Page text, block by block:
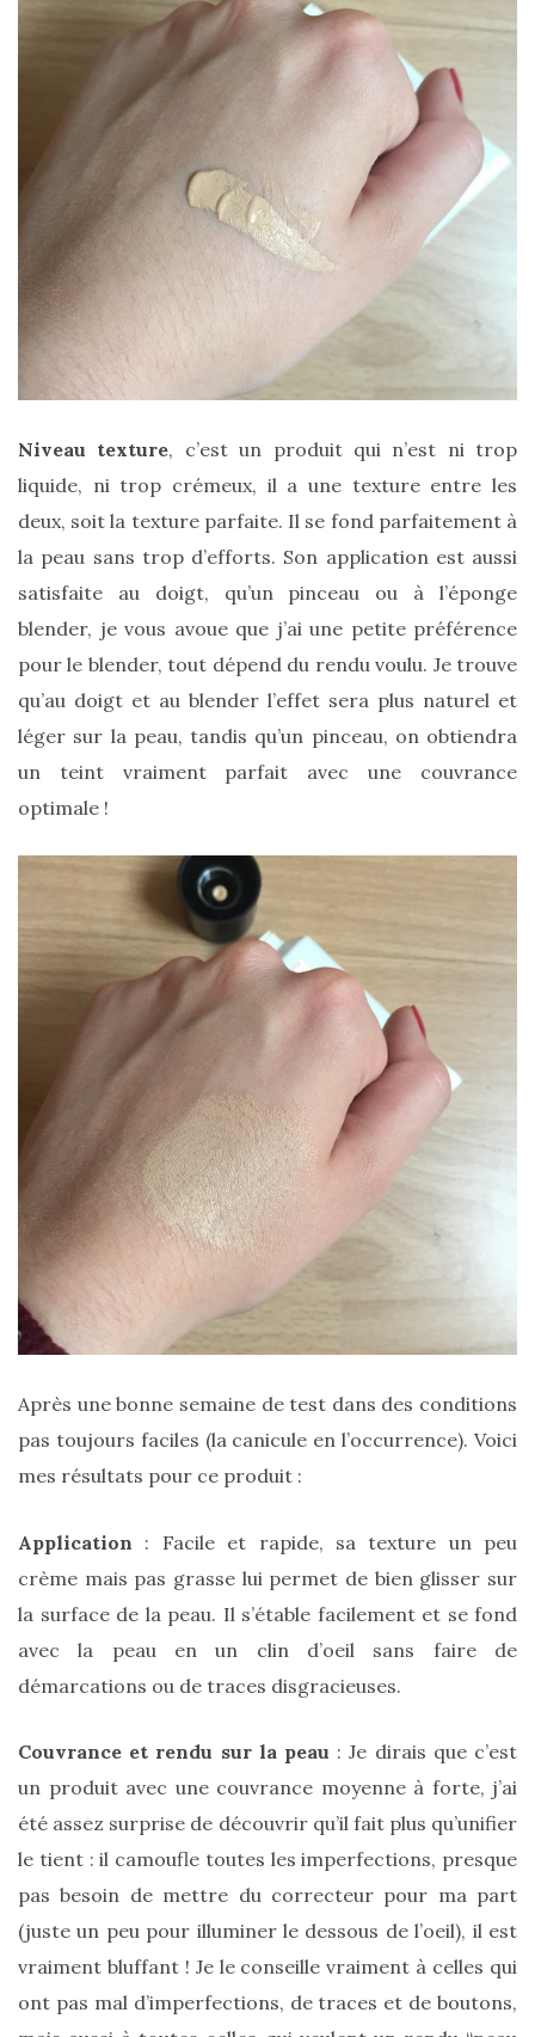
Les
sacs
tendances
été
:
ma
sélection
chic
et
pratique
au
quotidien
09/05/2026
Zoom
sur
sac
Batman
Small
RSVP
16/05/2026
Niveau texture, c’est un produit qui n’est ni trop
liquide, ni trop crémeux, il a une texture entre les
deux, soit la texture parfaite. Il se fond parfaitement à
la peau sans trop d’efforts. Son application est aussi
satisfaite au doigt, qu’un pinceau ou à l’éponge
blender, je vous avoue que j’ai une petite préférence
pour le blender, tout dépend du rendu voulu. Je trouve
qu’au doigt et au blender l’effet sera plus naturel et
léger sur la peau, tandis qu’un pinceau, on obtiendra
un teint vraiment parfait avec une couvrance
optimale !
Après une bonne semaine de test dans des conditions
pas toujours faciles (la canicule en l’occurrence). Voici
mes résultats pour ce produit :
Application : Facile et rapide, sa texture un peu
crème mais pas grasse lui permet de bien glisser sur
la surface de la peau. Il s’étable facilement et se fond
avec la peau en un clin d’oeil sans faire de
démarcations ou de traces disgracieuses.
Couvrance et rendu sur la peau : Je dirais que c’est
un produit avec une couvrance moyenne à forte, j’ai
été assez surprise de découvrir qu’il fait plus qu’unifier
le tient : il camoufle toutes les imperfections, presque
pas besoin de mettre du correcteur pour ma part
(juste un peu pour illuminer le dessous de l’oeil), il est
vraiment bluffant ! Je le conseille vraiment à celles qui
ont pas mal d’imperfections, de traces et de boutons,